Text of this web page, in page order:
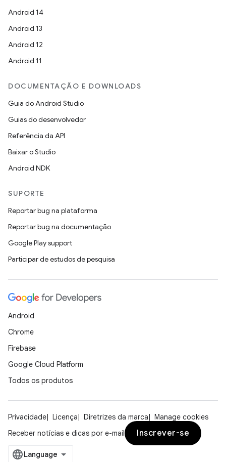
Android 14
Android 13
Android 12
Android 11
DOCUMENTAÇÃO E DOWNLOADS
Guia do Android Studio
Guias do desenvolvedor
Referência da API
Baixar o Studio
Android NDK
SUPORTE
Reportar bug na plataforma
Reportar bug na documentação
Google Play support
Participar de estudos de pesquisa
Android
Chrome
Firebase
Google Cloud Platform
Todos os produtos
Privacidade Licença Diretrizes da marca
Manage cookies
Receber notícias e dicas por e-mail
Inscrever-se